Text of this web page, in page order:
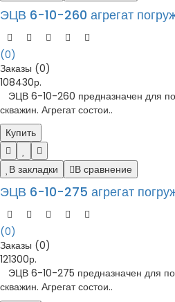
ЭЦВ 6-10-260 агрегат
(0)
Заказы (0)
108430р.
ЭЦВ 6-10-260 предназначен для
скважин. Агрегат состои..
Купить
В закладки В сравнение
ЭЦВ 6-10-275 агрегат
(0)
Заказы (0)
121300р.
ЭЦВ 6-10-275 предназначен для
скважин. Агрегат состои..